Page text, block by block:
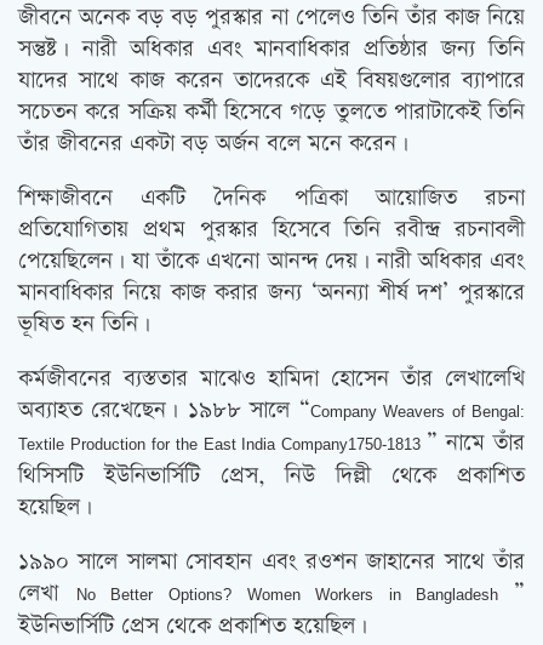
জীবনে অনেক বড় বড় পুরস্কার না পেলেও তিনি তাঁর কাজ নিয়ে
সন্তুষ্ট। নারী অধিকার এবং মানবাধিকার প্রতিষ্ঠার জন্য তিনি
যাদের সাথে কাজ করেন তাদেরকে এই বিষয়গুলোর ব্যাপারে
সচেতন করে সক্রিয় কর্মী হিসেবে গড়ে তুলতে পারাটাকেই তিনি
তাঁর জীবনের একটা বড় অর্জন বলে মনে করেন।
শিক্ষাজীবনে একটি দৈনিক পত্রিকা আয়োজিত রচনা
প্রতিযোগিতায় প্রথম পুরস্কার হিসেবে তিনি রবীন্দ্র রচনাবলী
পেয়েছিলেন। যা তাঁকে এখনো আনন্দ দেয়। নারী অধিকার এবং
মানবাধিকার নিয়ে কাজ করার জন্য ‘অনন্যা শীর্ষ দশ’ পুরস্কারে
ভূষিত হন তিনি।
কর্মজীবনের ব্যস্ততার মাঝেও হামিদা হোসেন তাঁর লেখালেখি
অব্যাহত রেখেছেন। ১৯৮৮ সালে “Company Weavers of Bengal:
Textile Production for the East India Company1750-1813 ” নামে তাঁর
থিসিসটি ইউনিভার্সিটি প্রেস, নিউ দিল্লী থেকে প্রকাশিত
হয়েছিল।
১৯৯০ সালে সালমা সোবহান এবং রওশন জাহানের সাথে তাঁর
লেখা
No Better Options? Women Workers in Bangladesh ”
ইউনিভার্সিটি প্রেস থেকে প্রকাশিত হয়েছিল।